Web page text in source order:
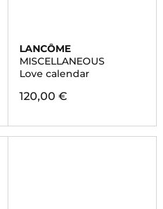
LANCÔME
MISCELLANEOUS
Love calendar
120,00 €